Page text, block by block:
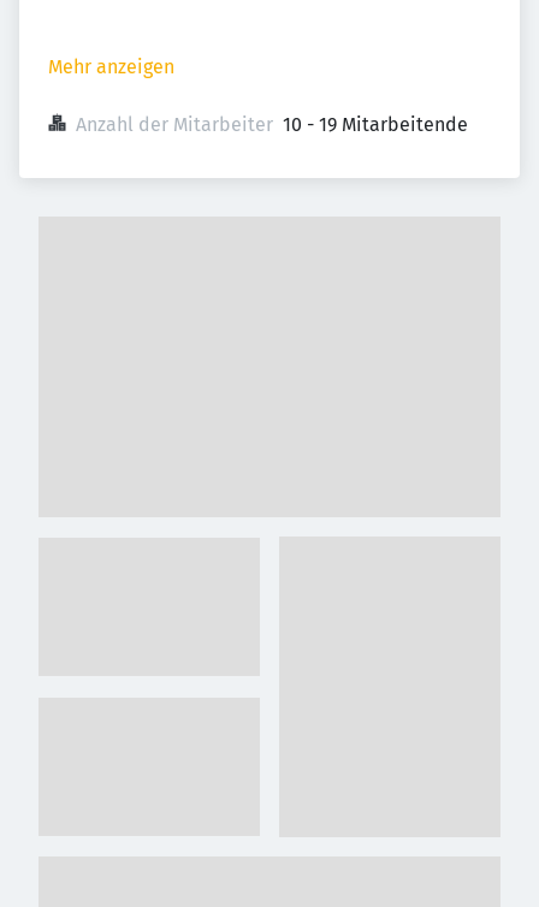
Mehr anzeigen
Anzahl der Mitarbeiter 10 - 19 Mitarbeitende